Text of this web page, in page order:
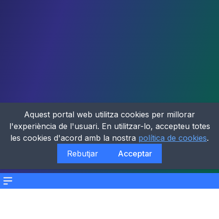
Menu
Aquest portal web utilitza cookies per millorar
l'experiència de l'usuari. En utilitzar-lo, accepteu totes
les cookies d'acord amb la nostra política de cookies.
Rebutjar
Acceptar